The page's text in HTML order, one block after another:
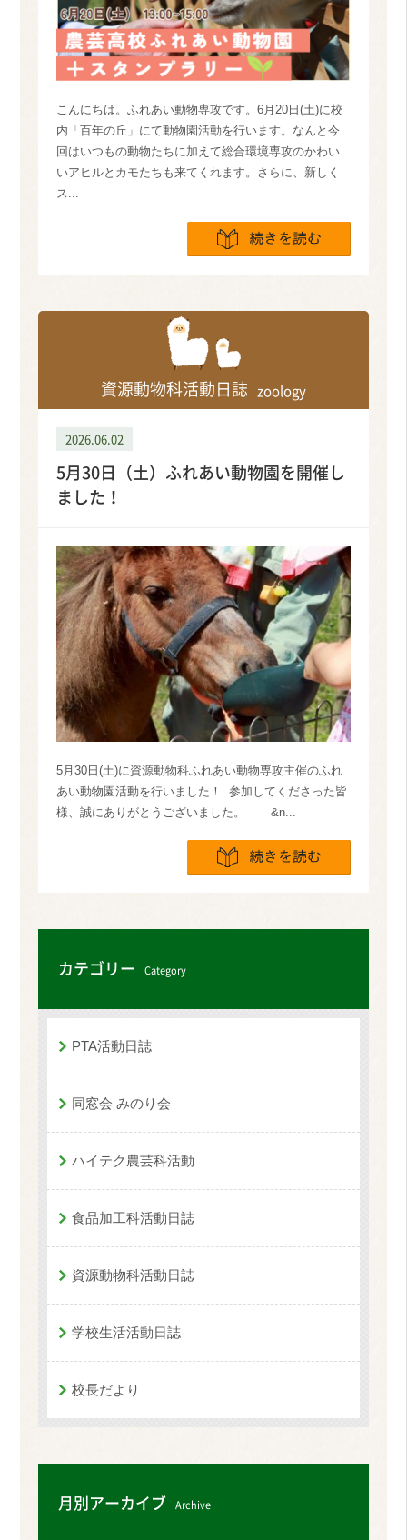
こんにちは。ふれあい動物専攻です。6月20日(土)に校
内「百年の丘」にて動物園活動を行います。なんと今
回はいつもの動物たちに加えて総合環境専攻のかわい
いアヒルとカモたちも来てくれます。さらに、新しく
ス...
資源動物科活動日誌 zoology
2026.06.02
5月30日（土）ふれあい動物園を開催し
ました！
5月30日(土)に資源動物科ふれあい動物専攻主催のふれ
あい動物園活動を行いました！ 参加してくださった皆
様、誠にありがとうございました。 &n...
カテゴリー Category
PTA活動日誌
同窓会 みのり会
ハイテク農芸科活動
食品加工科活動日誌
資源動物科活動日誌
学校生活活動日誌
校長だより
月別アーカイブ Archive